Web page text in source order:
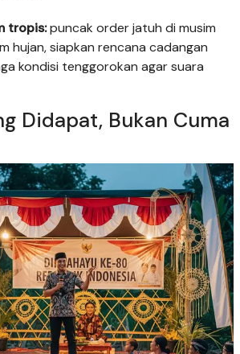
tropis:puncak order jatuh di musim
hujan, siapkan rencana cadangan
kondisi tenggorokan agar suara
Didapat, Bukan Cuma